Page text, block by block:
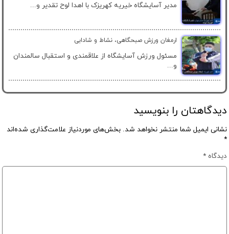
مدیر آسایشگاه خیریه کهریزک با اهدا لوح تقدیر و...
ارمغان ورزش صبحگاهی، نشاط و شادابی
مسئول ورزش آسایشگاه از علاقمندی و استقبال سالمندان
و...
دیدگاهتان را بنویسید
نشانی ایمیل شما منتشر نخواهد شد. بخش‌های موردنیاز علامت‌گذاری شده‌اند
*
دیدگاه*